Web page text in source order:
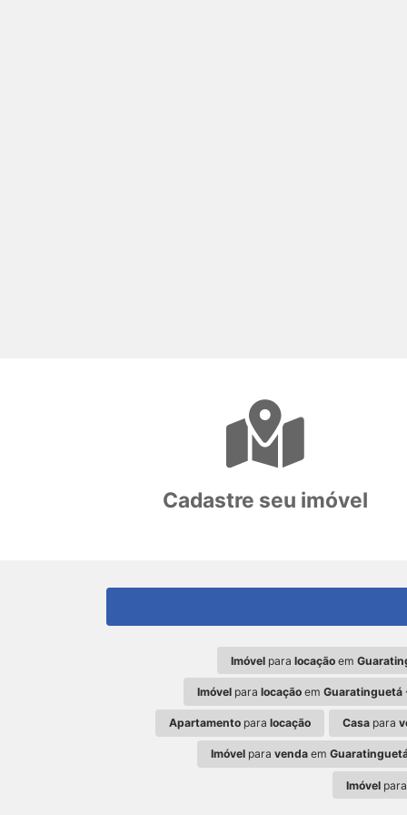
Cadastre seu imóvel
Imóvelpara locaçãoem
Imóvel paralocação emGuaratinguetá
Apartamentopara locação Casa para
Imóvelpara vendaem
Imóvel